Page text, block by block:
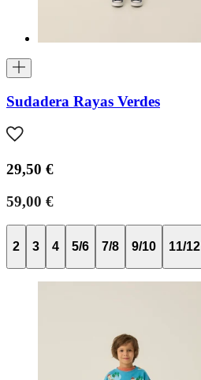
Sudadera Rayas Verdes
29,50 €
59,00 €
2 3 4 5/6 7/8 9/10 11/12